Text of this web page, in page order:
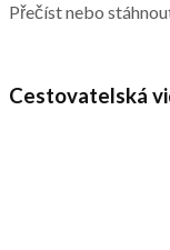
Přečíst nebo
Cestovatelská